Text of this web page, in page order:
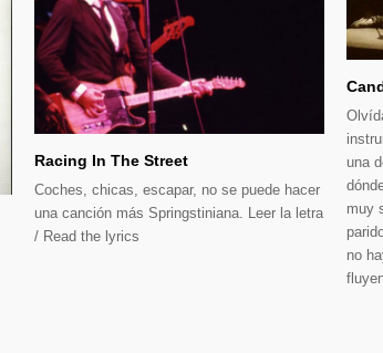
Racing In The Street
Coches, chicas, escapar, no se puede hacer
una canción más Springstiniana. Leer la letra
/ Read the lyrics
una
muy
no